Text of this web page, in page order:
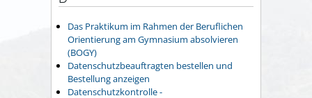
Das Praktikum im Rahmen der Beruflichen
Orientierung am Gymnasium absolvieren
(BOGY)
Datenschutzbeauftragten bestellen und
Bestellung anzeigen
Datenschutzkontrolle -